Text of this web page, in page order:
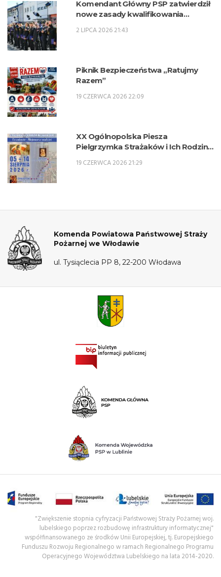
Komendant Główny PSP zatwierdził
nowe zasady kwalifikowania
zawodowe w zawodzie technik
2 LIPCA 2026 21:43
Piknik Bezpieczeństwa „Ratujmy
Razem”
19 CZERWCA 2026 22:09
XX Ogólnopolska Piesza
Pielgrzymka Strażaków i Ich Rodzin
19 CZERWCA 2026 21:29
Komenda Powiatowa Państwowej Straży
Pożarnej we Włodawie
ul. Tysiąclecia PP 8, 22-200 Włodawa
"Zwiększenie stopnia cyfryzacji Państwowej Straży Pożarnej woj.
lubelskiego poprzez rozbudowę infrastruktury informatycznej"
współfinansowanego ze środków Unii Europejskiej, tj. Europejskiego
Funduszu Rozwoju Regionalnego w ramach Regionalnego Programu
Operacyjnego Województwa Lubelskiego na lata 2014-2020.